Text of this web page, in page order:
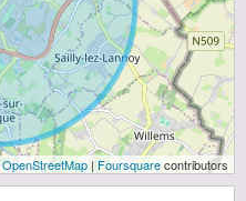
OpenStreetMap| Foursquarecontributors